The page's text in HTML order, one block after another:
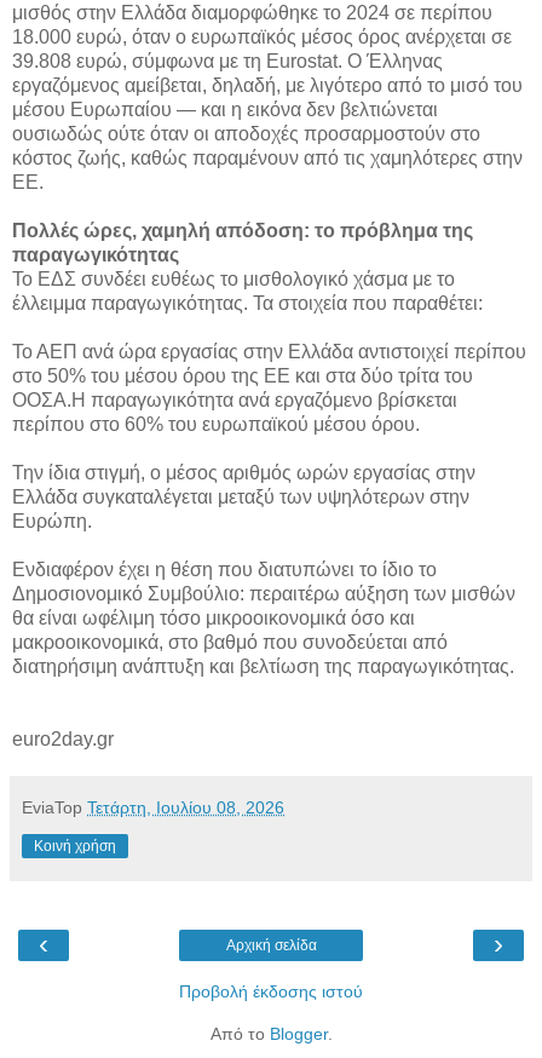
μισθός στην Ελλάδα διαμορφώθηκε το 2024 σε περίπου
18.000 ευρώ, όταν ο ευρωπαϊκός μέσος όρος ανέρχεται σε
39.808 ευρώ, σύμφωνα με τη Eurostat. Ο Έλληνας
εργαζόμενος αμείβεται, δηλαδή, με λιγότερο από το μισό του
μέσου Ευρωπαίου — και η εικόνα δεν βελτιώνεται
ουσιωδώς ούτε όταν οι αποδοχές προσαρμοστούν στο
κόστος ζωής, καθώς παραμένουν από τις χαμηλότερες στην
ΕΕ.
Πολλές ώρες, χαμηλή απόδοση: το πρόβλημα της
παραγωγικότητας
Το ΕΔΣ συνδέει ευθέως το μισθολογικό χάσμα με το
έλλειμμα παραγωγικότητας. Τα στοιχεία που παραθέτει:
Το ΑΕΠ ανά ώρα εργασίας στην Ελλάδα αντιστοιχεί περίπου
στο 50% του μέσου όρου της ΕΕ και στα δύο τρίτα του
ΟΟΣΑ.Η παραγωγικότητα ανά εργαζόμενο βρίσκεται
περίπου στο 60% του ευρωπαϊκού μέσου όρου.
Την ίδια στιγμή, ο μέσος αριθμός ωρών εργασίας στην
Ελλάδα συγκαταλέγεται μεταξύ των υψηλότερων στην
Ευρώπη.
Ενδιαφέρον έχει η θέση που διατυπώνει το ίδιο το
Δημοσιονομικό Συμβούλιο: περαιτέρω αύξηση των μισθών
θα είναι ωφέλιμη τόσο μικροοικονομικά όσο και
μακροοικονομικά, στο βαθμό που συνοδεύεται από
διατηρήσιμη ανάπτυξη και βελτίωση της παραγωγικότητας.
euro2day.gr
EviaTop Τετάρτη, Ιουλίου 08, 2026
Κοινή χρήση
‹ ›
Αρχική σελίδα
Προβολή έκδοσης ιστού
Από το Blogger.